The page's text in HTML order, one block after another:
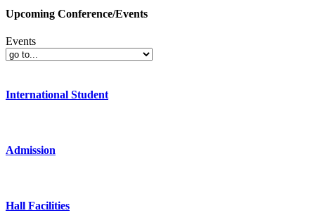
Upcoming Conference/Events
Events
International Student
Admission
Hall Facilities